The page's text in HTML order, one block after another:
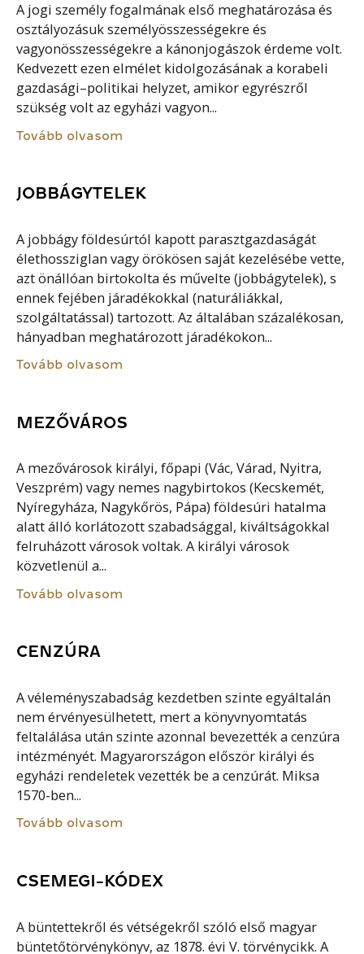
A jogi személy fogalmának első meghatározása és
osztályozásuk személyösszességekre és
vagyonösszességekre a kánonjogászok érdeme volt.
Kedvezett ezen elmélet kidolgozásának a korabeli
gazdasági–politikai helyzet, amikor egyrészről
szükség volt az egyházi vagyon...
Tovább olvasom
JOBBÁGYTELEK
A jobbágy földesúrtól kapott parasztgazdaságát
élethossziglan vagy örökösen saját kezelésébe vette,
azt önállóan birtokolta és művelte (jobbágytelek), s
ennek fejében járadékokkal (naturáliákkal,
szolgáltatással) tartozott. Az általában százalékosan,
hányadban meghatározott járadékokon...
Tovább olvasom
MEZŐVÁROS
A mezővárosok királyi, főpapi (Vác, Várad, Nyitra,
Veszprém) vagy nemes nagybirtokos (Kecskemét,
Nyíregyháza, Nagykőrös, Pápa) földesúri hatalma
alatt álló korlátozott szabadsággal, kiváltságokkal
felruházott városok voltak. A királyi városok
közvetlenül a...
Tovább olvasom
CENZÚRA
A véleményszabadság kezdetben szinte egyáltalán
nem érvényesülhetett, mert a könyvnyomtatás
feltalálása után szinte azonnal bevezették a cenzúra
intézményét. Magyarországon először királyi és
egyházi rendeletek vezették be a cenzúrát. Miksa
1570-ben...
Tovább olvasom
CSEMEGI-KÓDEX
A büntettekről és vétségekről szóló első magyar
büntetőtörvénykönyv, az 1878. évi V. törvénycikk. A